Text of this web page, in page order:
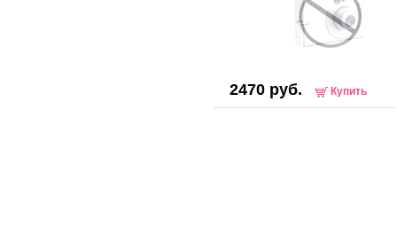
2470 руб. Купить